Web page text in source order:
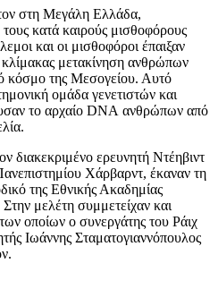
στη Μεγάλη Ελλάδα,
κατά καιρούς μισθοφόρους
και οι μισθοφόροι έπαιξαν
μετακίνηση ανθρώπων
κόσμο της Μεσογείου. Αυτό
ομάδα γενετιστών και
το αρχαίο DNA ανθρώπων από
διακεκριμένο ερευνητή Ντέηβιντ
Χάρβαρντ, έκαναν τη
της Εθνικής Ακαδημίας
μελέτη συμμετείχαν και
οποίων ο συνεργάτης του Ράιχ
Ιωάννης Σταματογιαννόπουλος